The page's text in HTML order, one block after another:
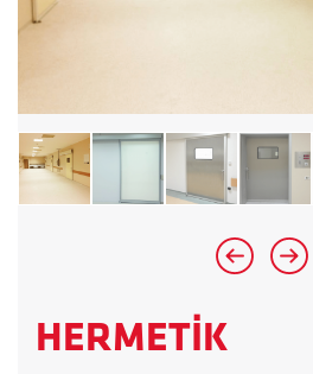
HERMETİK